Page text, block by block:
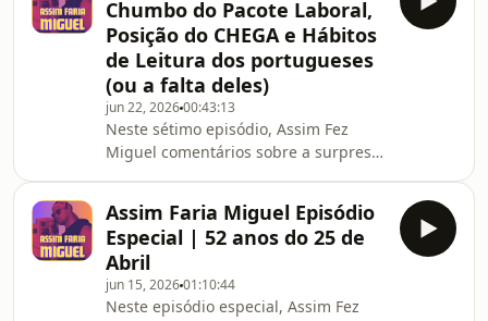
Afonso, a professora Bruna Lemos e o
engenheiro e humorista Levi Galaio.
Chumbo do Pacote Laboral,
Posição do CHEGA e Hábitos
de Leitura dos portugueses
(ou a falta deles)
jun 22, 202600:43:13
Neste sétimo episódio, Assim Fez
Miguel comentários sobre a surpresa
CHEGA e sobre os hábitos de leitura
dos portugueses. Podem ou não ter
sido tecidas críticas duras a Raul
Minhalma, Pedro Chagas Freitas e
Poeta da Cidade.
Assim Faria Miguel Episódio
Especial | 52 anos do 25 de
Abril
jun 15, 202601:10:44
Neste episódio especial, Assim Fez